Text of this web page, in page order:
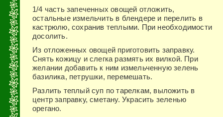
1/4 часть запеченных овощей отложить,
остальные измельчить в блендере и перелить в
кастрюлю, сохранив теплыми. При необходимости
досолить.
Из отложенных овощей приготовить заправку.
Снять кожицу и слегка размять их вилкой. При
желании добавить к ним измельченную зелень
базилика, петрушки, перемешать.
Разлить теплый суп по тарелкам, выложить в
центр заправку, сметану. Украсить зеленью
орегано.